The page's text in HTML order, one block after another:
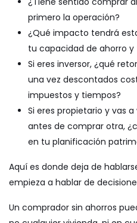
primero la operación?
¿Qué impacto tendrá
tu capacidad de ahorro
Si eres inversor, ¿qué
una vez descontados
impuestos y tiempos?
Si eres propietario y vas a
antes de comprar otra,
en tu planificación
Aquí es donde deja de
empieza a hablar de
Un comprador sin ahorros